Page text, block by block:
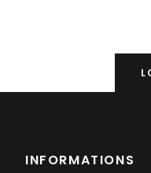
INFORMATIONS